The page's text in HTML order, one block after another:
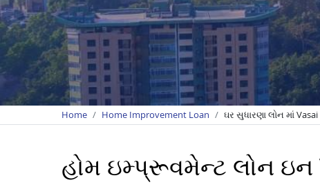
Home Home Improvement Loan ઘર સુધારણા લોન માં Vasai
હોમ ઇમ્પ્રૂવમેન્ટ લોન ઇન